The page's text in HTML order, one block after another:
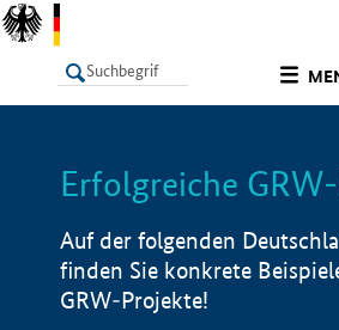
LISTE
Erfolgreiche
Auf der folgenden
finden Sie konkrete
GRW-Projekte!